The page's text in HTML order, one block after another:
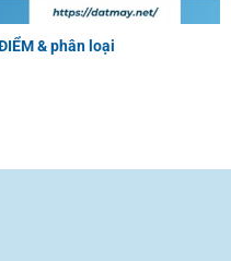
& phân loại